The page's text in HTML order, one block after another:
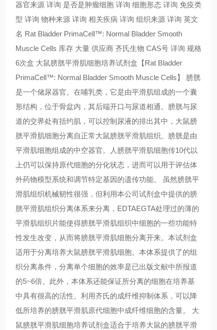
器官来源 详询 是否是肿瘤细胞 详询 细胞形态 详询 免疫类
型 详询 物种来源 详询 相关疾病 详询 组织来源 详询 英文
名 Rat Bladder PrimaCell™: Normal Bladder Smooth
Muscle Cells 库存 大量 供应商 齐氏生物 CAS号 详询 规格
6次盒 大鼠膀胱平滑肌细胞培养试剂盒【Rat Bladder
PrimaCell™: Normal Bladder Smooth Muscle Cells】 膀胱
是一个储尿器官。在哺乳类，它是由平滑肌组成的一个囊
形结构，位于骨盆内，其后端开口与尿道相通。膀胱与尿
道的交界处有括约肌，可以控制尿液的排出其中，大鼠膀
胱平滑肌细胞分离自正常大鼠膀胱平滑肌组织。膀胱是由
平滑肌细胞组成的中空器官。人膀胱平滑肌细胞传10代以
上仍可以保持原代细胞的分化状态，进而可以用于评估体
外药物模型系统和调节特定基因的遗传功能。 虽然膀胱平
滑肌组织机械韧性很强，但利用本公司试剂盒中提供的膀
胱平滑肌组织分离体系来分离，EDTAEGTA处理过的薄的
平滑肌组织片能使得膀胱平滑肌组织中细胞的一些功能特
性发生改变，从而将膀胱平滑肌细胞分离开来。本试剂盒
适用于分离培养大鼠膀胱平滑肌细胞。本体系提供了的组
织分离条件，分离单个细胞的效率是已出版文献中所报道
的5~6倍。此外，本体系还能保证所分离的细胞在培养基
中具有很高的活性。利用齐氏的成纤维抑制体系，可以降
低所培养的膀胱平滑肌原代细胞中成纤维细胞的含量。 大
鼠膀胱平滑肌细胞培养试剂盒适合于培养大鼠的膀胱平滑